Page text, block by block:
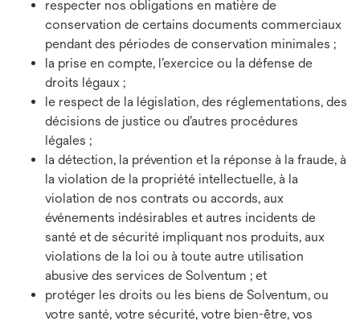
respecter nos obligations en matière de
conservation de certains documents commerciaux
pendant des périodes de conservation minimales ;
la prise en compte, l’exercice ou la défense de
droits légaux ;
le respect de la législation, des réglementations, des
décisions de justice ou d’autres procédures
légales ;
la détection, la prévention et la réponse à la fraude, à
la violation de la propriété intellectuelle, à la
violation de nos contrats ou accords, aux
événements indésirables et autres incidents de
santé et de sécurité impliquant nos produits, aux
violations de la loi ou à toute autre utilisation
abusive des services de Solventum ; et
protéger les droits ou les biens de Solventum, ou
votre santé, votre sécurité, votre bien-être, vos